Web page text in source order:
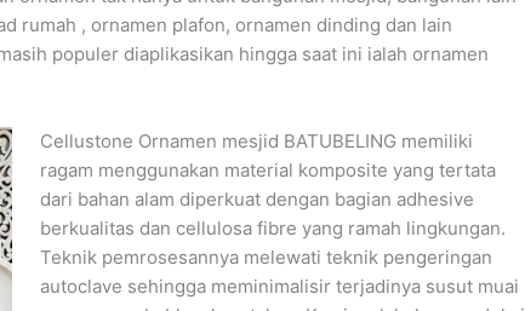
rumah , ornamen plafon, ornamen dinding dan lain
populer diaplikasikan hingga saat ini ialah ornamen
Cellustone Ornamen mesjid BATUBELING memiliki
ragam menggunakan material komposite yang tertata
dari bahan alam diperkuat dengan bagian adhesive
berkualitas dan cellulosa fibre yang ramah lingkungan.
Teknik pemrosesannya melewati teknik pengeringan
autoclave sehingga meminimalisir terjadinya susut muai